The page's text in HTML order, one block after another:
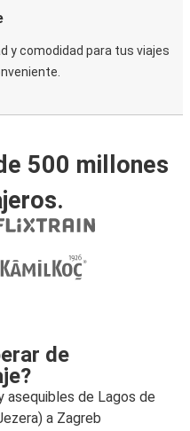
y comodidad para tus viajes
500 millones
de
asequibles de Lagos de
a Zagreb